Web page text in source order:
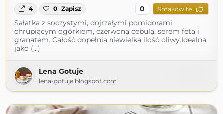
4 0 Zapisz 0 Smakowite
Sałatka z soczystymi, dojrzałymi pomidorami,
chrupiącym ogórkiem, czerwoną cebulą, serem feta i
granatem. Całość dopełnia niewielka ilość oliwy.Idealna
jako (...)
Lena Gotuje
lena-gotuje.blogspot.com